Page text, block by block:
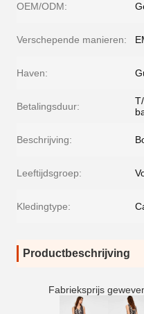
OEM/ODM:
Verschepende manieren:
Haven:
Betalingsduur:
Beschrijving:
Leeftijdsgroep:
Kledingtype:
Productbeschrijving
Fabrieksprijs